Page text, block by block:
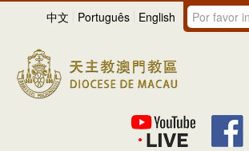
中文 Português English